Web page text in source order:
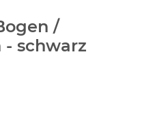
/
- schwarz